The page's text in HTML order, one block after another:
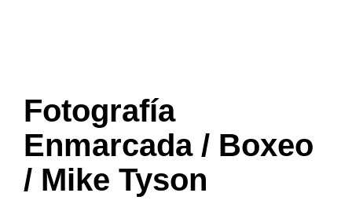
Fotografía
Enmarcada / Boxeo
/ Mike Tyson